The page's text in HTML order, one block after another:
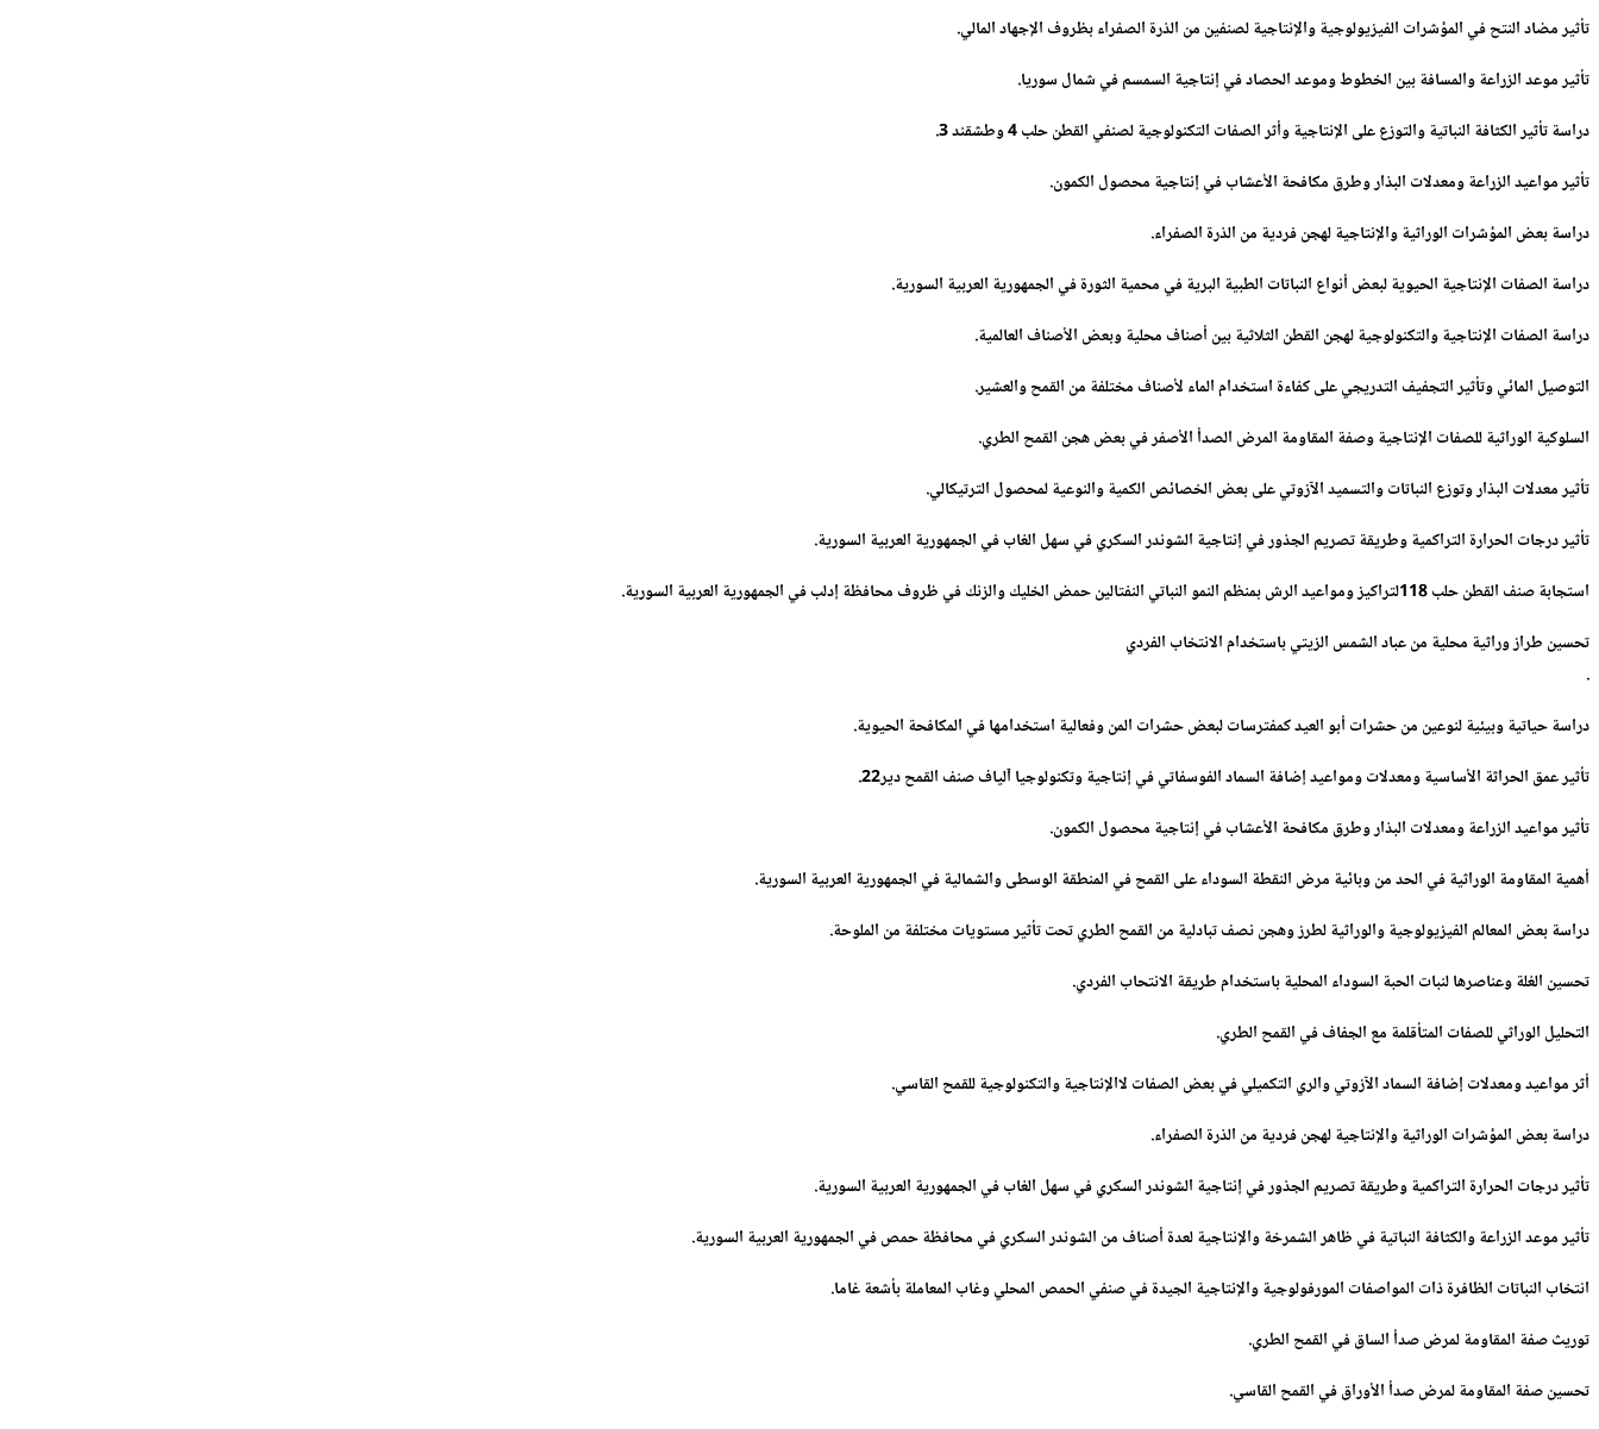
تأثير مضاد النتح في المؤشرات الفيزيولوجية والإنتاجية لصنفين من الذرة الصفراء بظروف الإجهاد المالي.
تأثير موعد الزراعة والمسافة بين الخطوط وموعد الحصاد في إنتاجية السمسم في شمال سوريا.
دراسة تأثير الكثافة النباتية والتوزع على الإنتاجية وأثر الصفات التكنولوجية لصنفي القطن حلب 4 وطشقند 3
.
تأثير مواعيد الزراعة ومعدلات البذار وطرق مكافحة الأعشاب في إنتاجية محصول الكمون.
دراسة بعض المؤشرات الوراثية والإنتاجية لهجن فردية من الذرة الصفراء.
دراسة الصفات الإنتاجية الحيوية لبعض أنواع النباتات الطبية البرية في محمية الثورة في الجمهورية العربية السورية.
دراسة الصفات الإنتاجية والتكنولوجية لهجن القطن الثلاثية بين أصناف محلية وبعض الأصناف العالمية.
التوصيل المائي وتأثير التجفيف التدريجي على كفاءة استخدام الماء لأصناف مختلفة من القمح والعشير.
السلوكية الوراثية للصفات الإنتاجية وصفة المقاومة المرض الصدأ الأصفر في بعض هجن القمح الطري.
تأثير معدلات البذار وتوزع النباتات والتسميد الآزوتي على بعض الخصائص الكمية والنوعية لمحصول الترتيكالي.
تأثير درجات الحرارة التراكمية وطريقة تصريم الجذور في إنتاجية الشوندر السكري في سهل الغاب في الجمهورية العربية السورية.
استجابة صنف القطن حلب 118لتراكيز ومواعيد الرش بمنظم النمو النباتي النفتالين حمض الخليك والزنك في ظروف محافظة إدلب في الجمهورية العربية السورية
.
تحسين طراز وراثية محلية من عباد الشمس الزيتي باستخدام الانتخاب الفردي
.
دراسة حياتية وبيئية لنوعين من حشرات أبو العيد كمفترسات لبعض حشرات المن وفعالية استخدامها في المكافحة الحيوية.
تأثير عمق الحراثة الأساسية ومعدلات ومواعيد إضافة السماد الفوسفاتي في إنتاجية وتكنولوجيا آلياف صنف القمح دير22
.
تأثير مواعيد الزراعة ومعدلات البذار وطرق مكافحة الأعشاب في إنتاجية محصول الكمون.
أهمية المقاومة الوراثية في الحد من وبائية مرض النقطة السوداء على القمح في المنطقة الوسطى والشمالية في الجمهورية العربية السورية.
دراسة بعض المعالم الفيزيولوجية والوراثية لطرز وهجن نصف تبادلية من القمح الطري تحت تأثير مستويات مختلفة من الملوحة.
تحسين الغلة وعناصرها لنبات الحبة السوداء المحلية باستخدام طريقة الانتحاب الفردي.
التحليل الوراثي للصفات المتأقلمة مع الجفاف في القمح الطري.
أثر مواعيد ومعدلات إضافة السماد الآزوتي والري التكميلي في بعض الصفات لاالإنتاجية والتكنولوجية للقمح القاسي.
دراسة بعض المؤشرات الوراثية والإنتاجية لهجن فردية من الذرة الصفراء.
تأثير درجات الحرارة التراكمية وطريقة تصريم الجذور في إنتاجية الشوندر السكري في سهل الغاب في الجمهورية العربية السورية.
تأثير موعد الزراعة والكثافة النباتية في ظاهر الشمرخة والإنتاجية لعدة أصناف من الشوندر السكري في محافظة حمص في الجمهورية العربية السورية.
انتخاب النباتات الظافرة ذات المواصفات المورفولوجية والإنتاجية الجيدة في صنفي الحمص المحلي وغاب المعاملة بأشعة غاما.
توريث صفة المقاومة لمرض صدأ الساق في القمح الطري.
تحسين صفة المقاومة لمرض صدأ الأوراق في القمح القاسي.